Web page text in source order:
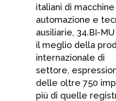
italiani di
automazione e
ausiliarie, 34.BI-
il meglio della
internazionale di
settore,
delle oltre 750
più di quelle